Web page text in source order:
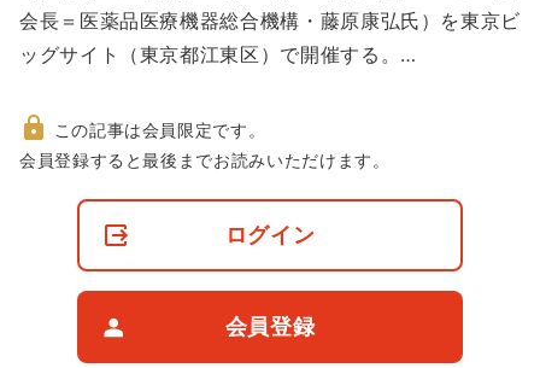
動会長＝医薬品医療機器総合機構・藤原康弘氏）を東京ビ
ッグサイト（東京都江東区）で開催する。…
非
この記事は会員限定です。
会員登録すると最後までお読みいただけます。
ログイン
会員登録